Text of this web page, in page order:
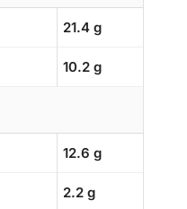
21.4 g
10.2 g
12.6 g
2.2 g